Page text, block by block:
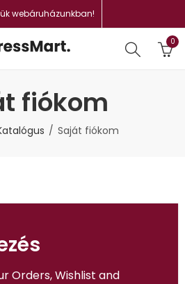
webáruházunkban!
0
fiókom
Saját fiókom
Orders, Wishlist and